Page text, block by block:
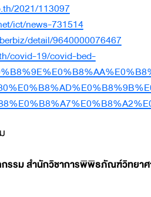
2021/113097
ict/news-731514
detail/9640000076467
covid-19/covid-bed-
ตกรรม สำนักวิชาการพิพิธภัณฑ์วิทย